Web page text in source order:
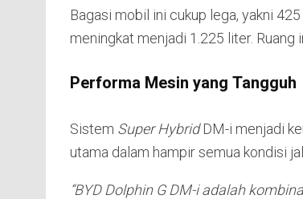
Bagasi mobil ini cukup lega, yakni
meningkat menjadi 1.225 liter.
Performa Mesin yang Tangguh
Sistem Super HybridDM-i menjadi
utama dalam hampir semua kondisi
“BYD Dolphin G DM-i adalah